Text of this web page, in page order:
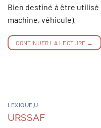
Bien destiné à être utilisé
machine, véhicule).
CONTINUER LA LECTURE →
LEXIQUE,U
URSSAF